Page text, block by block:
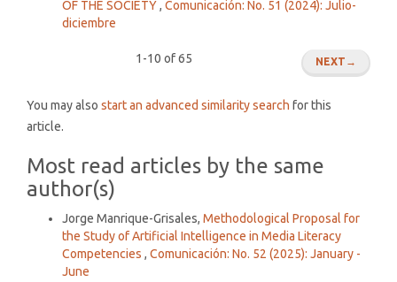
OF THE SOCIETY, Comunicación: No. 51 (2024): Julio-
diciembre
1-10 of 65 NEXT →
You may also start an advanced similarity search for this
article.
Most read articles by the same
author(s)
Jorge Manrique-Grisales, Methodological Proposal for
the Study of Artificial Intelligence in Media Literacy
Competencies , Comunicación: No. 52 (2025): January -
June